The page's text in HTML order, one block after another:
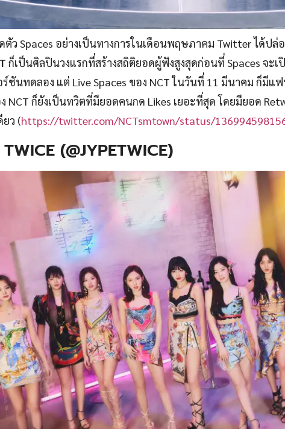
ว Spaces อย่างเป็นทางการในเดือนพฤษภาคม Twitter ได้ปล่
ก็เป็นศิลปินวงแรกที่สร้างสถิติยอดผู้ฟังสูงสุดก่อนที่ Spaces จะเ
ชันทดลอง แต่ Live Spaces ของ NCT ในวันที่ 11 มีนาคม ก็มีแ
NCT ก็ยังเป็นทวิตที่มียอดคนกด Likes เยอะที่สุด โดยมียอด
ยว (https://twitter.com/NCTsmtown/status/
(@JYPETWICE)